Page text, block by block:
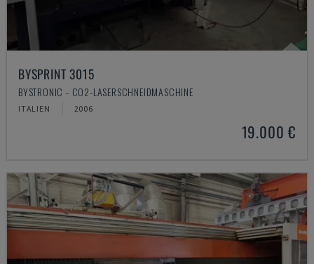
BYSPRINT 3015
BYSTRONIC - CO2-LASERSCHNEIDMASCHINE
ITALIEN 2006
19.000 €